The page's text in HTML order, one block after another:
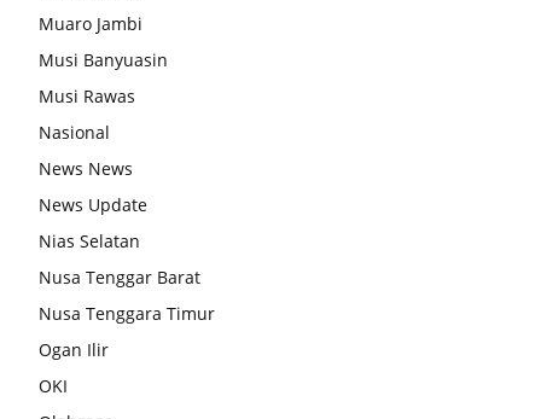
Muaro Jambi
Musi Banyuasin
Musi Rawas
Nasional
News News
News Update
Nias Selatan
Nusa Tenggar Barat
Nusa Tenggara Timur
Ogan Ilir
OKI